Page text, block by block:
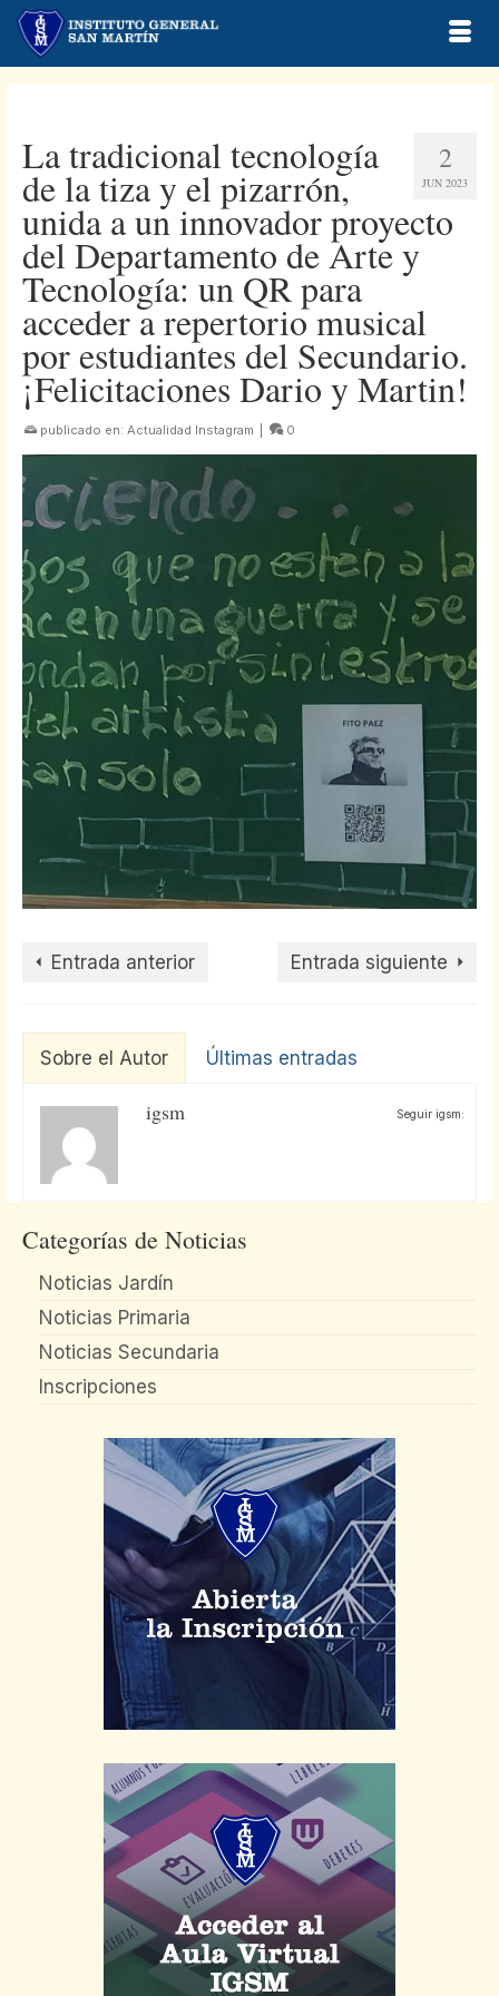
2
JUN 2023
La tradicional tecnología
de la tiza y el pizarrón,
unida a un innovador proyecto
del Departamento de Arte y
Tecnología: un QR para
acceder a repertorio musical
por estudiantes del Secundario.
¡Felicitaciones Dario y Martin!
publicado en: Actualidad Instagram 0
Entrada anterior Entrada siguiente
Sobre el Autor Últimas entradas
Seguir igsm:
igsm
Categorías de Noticias
Noticias Jardín
Noticias Primaria
Noticias Secundaria
Inscripciones